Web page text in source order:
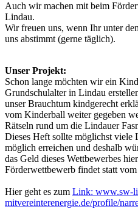
Auch wir machen mit beim
Lindau.
Wir freuen uns, wenn Ihr unter
uns abstimmt (gerne täglich).
Unser Projekt:
Schon lange möchten wir ein
Grundschulalter in Lindau
unser Brauchtum kindgerecht
vom Kinderball weiter gegeben
Rätseln rund um die Lindauer
Dieses Heft sollte möglichst
möglich erreichen und deshalb
das Geld dieses Wettbewerbes
Förderwettbewerb findet statt
Hier geht es zum Link: www.sw-
mitvereinterenergie.de/profile/